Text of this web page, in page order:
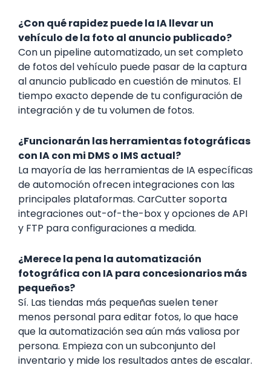
¿Con qué rapidez puede la IA llevar un
vehículo de la foto al anuncio publicado?
Con un pipeline automatizado, un set completo
de fotos del vehículo puede pasar de la captura
al anuncio publicado en cuestión de minutos. El
tiempo exacto depende de tu configuración de
integración y de tu volumen de fotos.
¿Funcionarán las herramientas fotográficas
con IA con mi DMS o IMS actual?
La mayoría de las herramientas de IA específicas
de automoción ofrecen integraciones con las
principales plataformas. CarCutter soporta
integraciones out-of-the-box y opciones de API
y FTP para configuraciones a medida.
¿Merece la pena la automatización
fotográfica con IA para concesionarios más
pequeños?
Sí. Las tiendas más pequeñas suelen tener
menos personal para editar fotos, lo que hace
que la automatización sea aún más valiosa por
persona. Empieza con un subconjunto del
inventario y mide los resultados antes de escalar.